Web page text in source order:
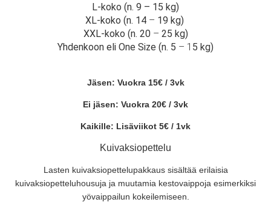
L-koko (n. 9 – 15 kg)
XL-koko (n. 14– 19 kg)
XXL-koko (n. 20– 25 kg)
Yhdenkoon eli One Size (n. 5 – 1 5 kg)
Jäsen: Vuokra 15€ / 3vk
Ei jäsen: Vuokra 20€ / 3vk
Kaikille: Lisäviikot 5€ / 1vk
Kuivaksiopettelu
Lasten kuivaksiopettelupakkaus sisältää erilaisia
kuivaksiopetteluhousuja ja muutamia kestovaippoja esimerkiksi
yövaippailun kokeilemiseen.